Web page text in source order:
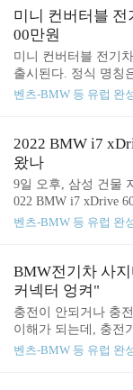
고속도를 받아 주진
주차장에 현대 이핏
고가 쌓인 내연기관
가까이 값을 깎았다.
m/323 1장 할인 해도
단점 BMW i 시리즈
미 일찌감치 차가 안
커뮤니티 글 후기를
미니 컨버터블 전
00만원
미니 컨버터블 전기
출시된다. 정식 명칭
서 소개 https://
솔솔... 기대감까지
출시는 아니고 2022
로드랠리에서 시연
네덜란드에서 999대
각인되는 모양. 다만
국엔 150대 공급. 값
벤츠-BMW 등 유럽 완
2022 BMW i7
왔나
9일 오후, 삼성 건물
022 BMW i7 xDrive
시하자 마자 업무용
리 이트론55가 더 이
가격 얘길 들으면 2.1
이 몇이나 될까.
벤츠-BMW 등 유럽 완
BMW전기차 사
커넥터 엉켜"
충전이 안되거나 충
이해가 되는데, 충전
해제가 안된다니...
벤츠-BMW 등 유럽 완